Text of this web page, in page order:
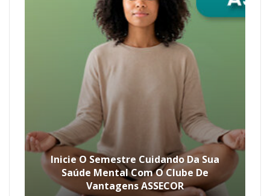
Inicie O Semestre Cuidando Da Sua
Saúde Mental Com O Clube De
Vantagens ASSECOR